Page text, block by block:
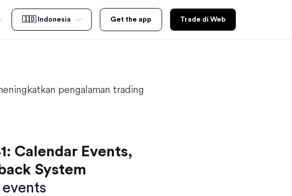
🇮🇩 Indonesia Get the app Trade di Web
pengalaman trading
Calendar Events,
System